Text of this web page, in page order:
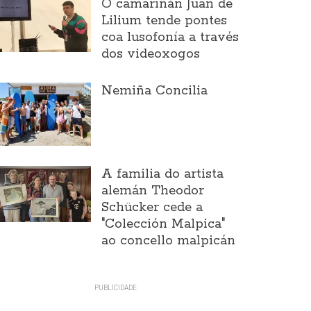
O camariñán Juan de
Lilium tende pontes
coa lusofonía a través
dos videoxogos
Nemiña Concilia
A familia do artista
alemán Theodor
Schücker cede a
"Colección Malpica"
ao concello malpicán